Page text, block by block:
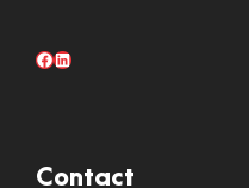
Facebook LinkedIn
Contact